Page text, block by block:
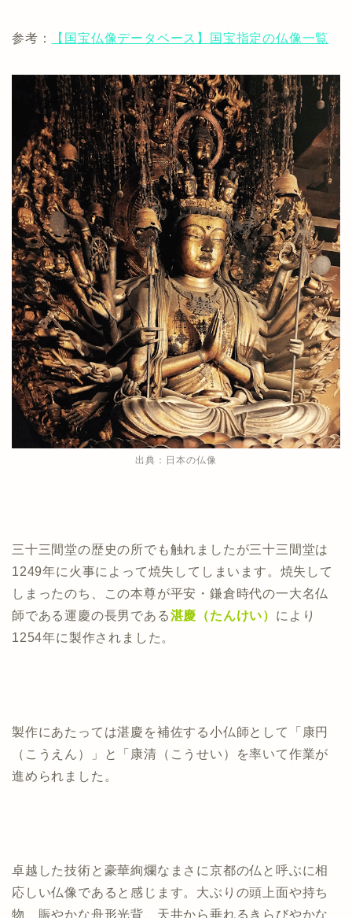
参考： 【国宝仏像データベース】国宝指定の仏像一覧
出典：日本の仏像
三十三間堂の歴史の所でも触れましたが三十三間堂は
1249年に火事によって焼失してしまいます。焼失して
しまったのち、この本尊が平安・鎌倉時代の一大名仏
師である運慶の長男である湛慶（たんけい） により
1254年に製作されました。
製作にあたっては湛慶を補佐する小仏師として「康円
（こうえん）」と「康清（こうせい）を率いて作業が
進められました。
卓越した技術と豪華絢爛なまさに京都の仏と呼ぶに相
応しい仏像であると感じます。大ぶりの頭上面や持ち
物、賑やかな舟形光背、天井から垂れるきらびやかな